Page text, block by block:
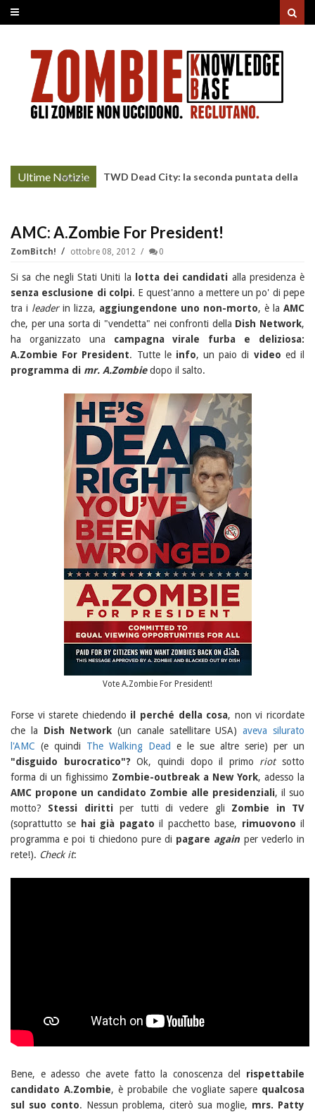
Ultime Notizie
More »
TWD Dead City: la seconda puntata della
AMC: A.Zombie For President!
ZomBitch! ottobre 08, 2012 0
Si sa che negli Stati Uniti la lotta dei candidati alla presidenza è
senza esclusione di colpi. E quest'anno a mettere un po' di pepe
tra i leaderin lizza, aggiungendone uno non-morto, è la AMC
che, per una sorta di "vendetta" nei confronti della Dish Network,
ha organizzato una campagna virale furba e deliziosa:
A.Zombie For President. Tutte le info, un paio di video ed il
programma di mr. A.Zombiedopo il salto.
Vote A.Zombie For President!
Forse vi starete chiedendo il perché della cosa, non vi ricordate
che la Dish Network (un canale satellitare USA)aveva silurato
l'AMC (e quindi The Walking Dead
e le sue altre serie) per un
"disguido burocratico"? Ok, quindi dopo il primo riotsotto
forma di un fighissimo Zombie-outbreak a New York, adesso la
AMC propone un candidato Zombie alle presidenziali, il suo
motto? Stessi dirittiper tutti di vedere gli Zombie in TV
(soprattutto se
hai già pagato il pacchetto base, rimuovono il
programma e poi ti chiedono pure di pagare again per vederlo in
rete!). Check it:
Bene, e adesso che avete fatto la conoscenza del rispettabile
candidato A.Zombie, è probabile che vogliate sapere qualcosa
sul suo conto. Nessun problema, citerò sua moglie, mrs. Patty